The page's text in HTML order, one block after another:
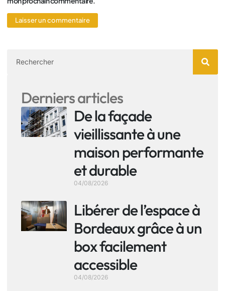
Derniers articles
De la façade
vieillissante à une
maison performante
et durable
04/08/2026
Libérer de l’espace à
Bordeaux grâce à un
box facilement
accessible
04/08/2026